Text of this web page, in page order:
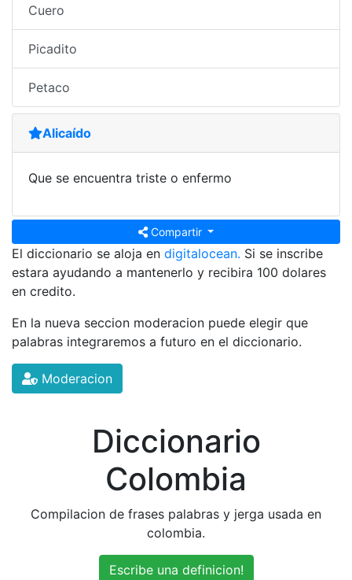
Cuero
Picadito
Petaco
Alicaído
Que se encuentra triste o enfermo
Compartir
El diccionario se aloja en digitalocean. Si se inscribe
estara ayudando a mantenerlo y recibira 100 dolares
en credito.
En la nueva seccion moderacion puede elegir que
palabras integraremos a futuro en el diccionario.
Moderacion
Diccionario
Colombia
Compilacion de frases palabras y jerga usada en
colombia.
Escribe una definicion!